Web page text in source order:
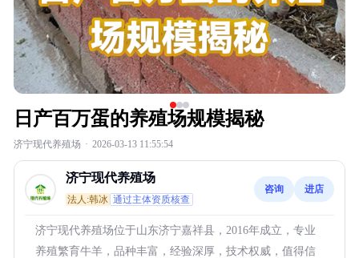
日产百万蛋的养殖场规模揭秘
济宁现代养殖场 · 2026-03-13 11:55:54
济宁现代养殖场
法人:韩冰 通过主体资质核查
咨询 进店
济宁现代养殖场位于山东济宁嘉祥县，2016年成立，专业
养殖繁育牛羊，品种丰富，经验深厚，技术权威，值得信